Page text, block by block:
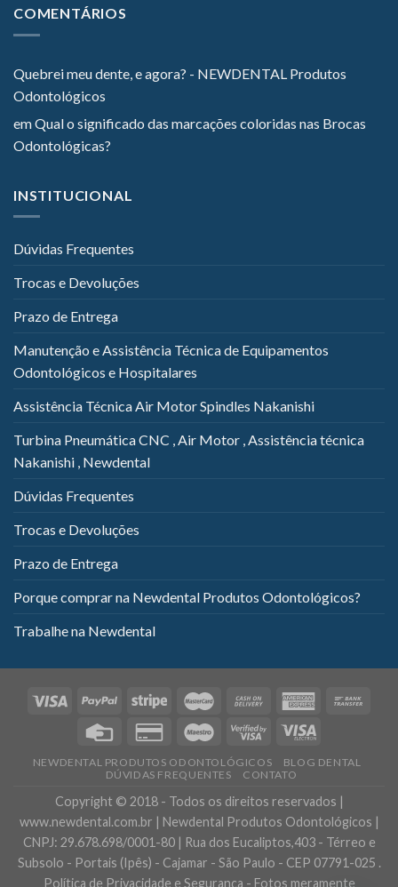
COMENTÁRIOS
Quebrei meu dente, e agora? - NEWDENTAL Produtos
Odontológicos
emQual o significado das marcações coloridas nas Brocas
Odontológicas?
INSTITUCIONAL
Dúvidas Frequentes
Trocas e Devoluções
Prazo de Entrega
Manutenção e Assistência Técnica de Equipamentos
Odontológicos e Hospitalares
Assistência Técnica Air Motor Spindles Nakanishi
Turbina Pneumática CNC , Air Motor , Assistência técnica
Nakanishi , Newdental
Dúvidas Frequentes
Trocas e Devoluções
Prazo de Entrega
Porque comprar na Newdental Produtos Odontológicos?
Trabalhe na Newdental
NEWDENTAL PRODUTOS ODONTOLÓGICOS
BLOG DENTAL
DÚVIDAS FREQUENTES
CONTATO
Copyright © 2018 - Todos os direitos reservados |
www.newdental.com.br | Newdental Produtos Odontológicos |
CNPJ: 29.678.698/0001-80 | Rua dos Eucaliptos,403 - Térreo e
Subsolo - Portais (Ipês) - Cajamar - São Paulo - CEP 07791-025 .
Política de Privacidade e Segurança - Fotos meramente